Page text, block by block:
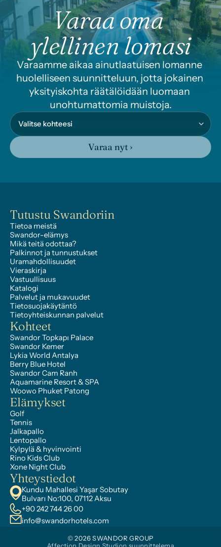
Varaa oma
ylellinen lomasi
Varaamme aikaa ainutlaatuisen lomanne
huolelliseen suunnitteluun, jotta jokainen
yksityiskohta räätälöidään luomaan
unohtumattomia muistoja.
Varaa nyt ›
Tutustu Swandoriin
Tietoa meistä
Swandor-elämys
Mikä teitä odottaa?
Palkinnot ja tunnustukset
Uramahdollisuudet
Vieraskirja
Vastuullisuus
Katalogi
Palvelut ja mukavuudet
Tietosuojakäytäntö
Tietoyhteiskunnan palvelut
Kohteet
Swandor Topkapı Palace
Swandor Kemer
Lykia World Antalya
Berry Blue Hotel
Swandor Cam Ranh
Aquamarine Resort & SPA
Woowo Phuket Patong
Elämykset
Golf
Tennis
Jalkapallo
Lentopallo
Kylpylä & hyvinvointi
Rino Kids Club
Xone Night Club
Yhteystiedot
Kundu Mahallesi Yaşar Sobutay
Bulvarı No:100, 07112 Aksu
+90 242 744 26 00
info@swandorhotels.com
© 2026 SWANDOR GROUP